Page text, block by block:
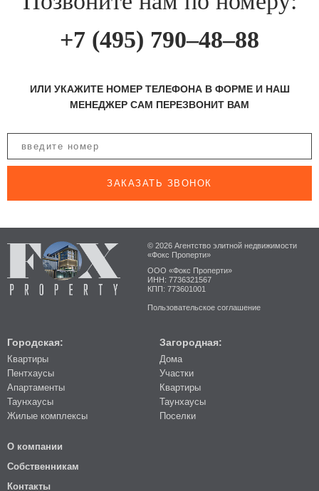
+7 (495) 790–48–88
ИЛИ УКАЖИТЕ НОМЕР ТЕЛЕФОНА В ФОРМЕ И НАШ
МЕНЕДЖЕР САМ ПЕРЕЗВОНИТ ВАМ
ЗАКАЗАТЬ ЗВОНОК
© 2026 Агентство элитной недвижимости
«Фокс Проперти»
ООО «Фокс Проперти»
ИНН: 7736321567
КПП: 773601001
Пользовательское соглашение
Городская:
Квартиры
Пентхаусы
Апартаменты
Таунхаусы
Жилые комплексы
Загородная:
Дома
Участки
Квартиры
Таунхаусы
Поселки
О компании
Собственникам
Контакты